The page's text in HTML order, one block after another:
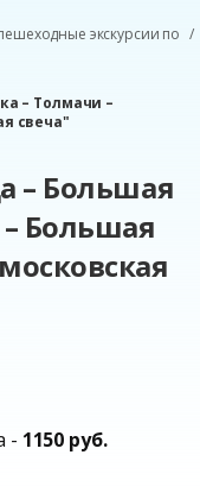
экскурсии по
– Толмачи –
свеча"
– Большая
Большая
- 1150 руб.